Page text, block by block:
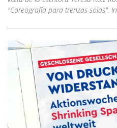
"Coreografía para trenzas solas".